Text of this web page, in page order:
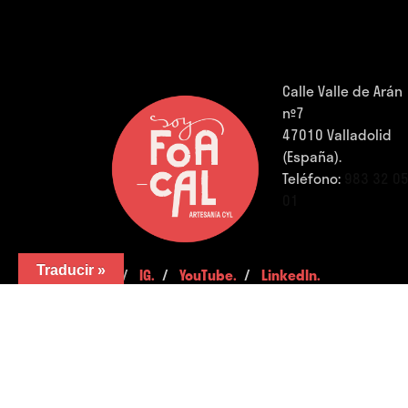
Calle Valle de Arán
nº7
47010 Valladolid
(España).
Teléfono:
FB. /IG. /YouTube. /LinkedIn.
Traducir »